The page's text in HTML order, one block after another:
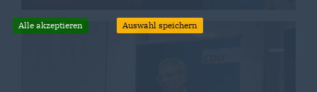
Alle akzeptieren Auswahl speichern